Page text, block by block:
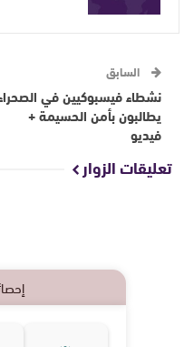
السابق
نشطاء فيسبوكيين في
يطالبون بأمن الحسيمة +
فيديو
تعليقات الزوار